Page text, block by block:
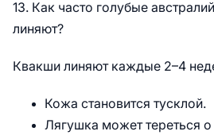
13. Как часто голубые
линяют?
Квакши линяют каждые 2–4
Кожа становится тусклой.
Лягушка может тереться о